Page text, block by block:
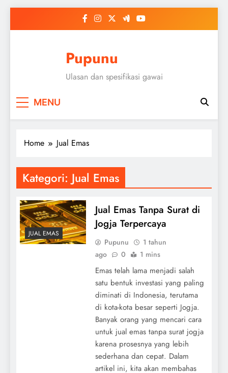
Pupunu
Ulasan dan spesifikasi gawai
MENU
Home Jual Emas
Kategori: Jual Emas
JUAL EMAS
Jual Emas Tanpa Surat di
Jogja Terpercaya
Pupunu
1 tahun
ago
0 1 mins
Emas telah lama menjadi salah
satu bentuk investasi yang paling
diminati di Indonesia, terutama
di kota-kota besar seperti Jogja.
Banyak orang yang mencari cara
untuk jual emas tanpa surat jogja
karena prosesnya yang lebih
sederhana dan cepat. Dalam
artikel ini, kita akan membahas